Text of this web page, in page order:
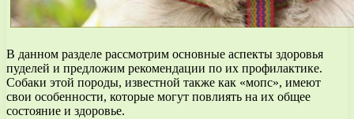
В данном разделе рассмотрим основные аспекты здоровья
пуделей и предложим рекомендации по их профилактике.
Собаки этой породы, известной также как «мопс», имеют
свои особенности, которые могут повлиять на их общее
состояние и здоровье.